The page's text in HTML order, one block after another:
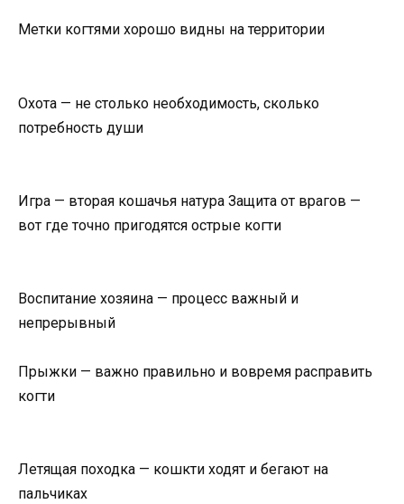
Метки когтями хорошо видны на территории
Охота — не столько необходимость, сколько
потребность души
Игра — вторая кошачья натура Защита от врагов —
вот где точно пригодятся острые когти
Воспитание хозяина — процесс важный и
непрерывный
Прыжки — важно правильно и вовремя расправить
когти
Летящая походка — кошкти ходят и бегают на
пальчиках